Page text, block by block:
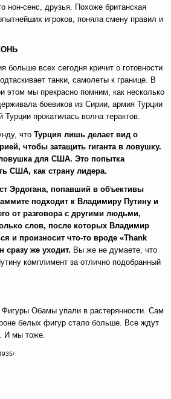
нон-сенс, друзья. Похоже британская
игроков, поняла смену правил и
больше всех сегодня кричит о готовности
танки, самолеты к границе. В
этом мы прекрасно помним, как несколько
боевиков из Сирии, армия Турции
прокатилась волна терактов.
что Турция лишь делает вид о
чтобы затащить гиганта в ловушку.
для США. Это попытка
США, как страну лидера.
Эрдогана, попавший в объективы
подходит к Владимиру Путину и
от разговора с другими людьми,
слов, после которых Владимир
и произносит что-то вроде «Thank
сразу же уходит. Вы же не думаете, что
комплимент за отлично подобранный
Фигуры Обамы упали в растерянности. Сам
белых фигур стало больше. Все ждут
И мы тоже.